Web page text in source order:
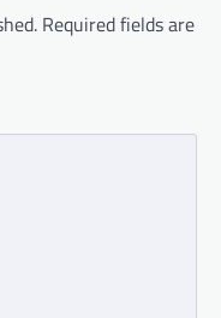
Required fields are